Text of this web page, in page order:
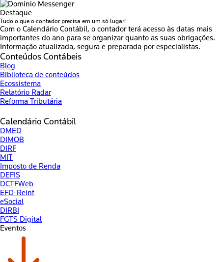
Destaque
Tudo o que o contador precisa em um só lugar!
Com o Calendário Contábil, o contador terá acesso às datas mais
importantes do ano para se organizar quanto as suas obrigações.
Informação atualizada, segura e preparada por especialistas.
Conteúdos Contábeis
Blog
Biblioteca de conteúdos
Ecossistema
Relatório Radar
Reforma Tributária
Calendário Contábil
DMED
DIMOB
DIRF
MIT
Imposto de Renda
DEFIS
DCTFWeb
EFD-Reinf
eSocial
DIRBI
FGTS Digital
Eventos